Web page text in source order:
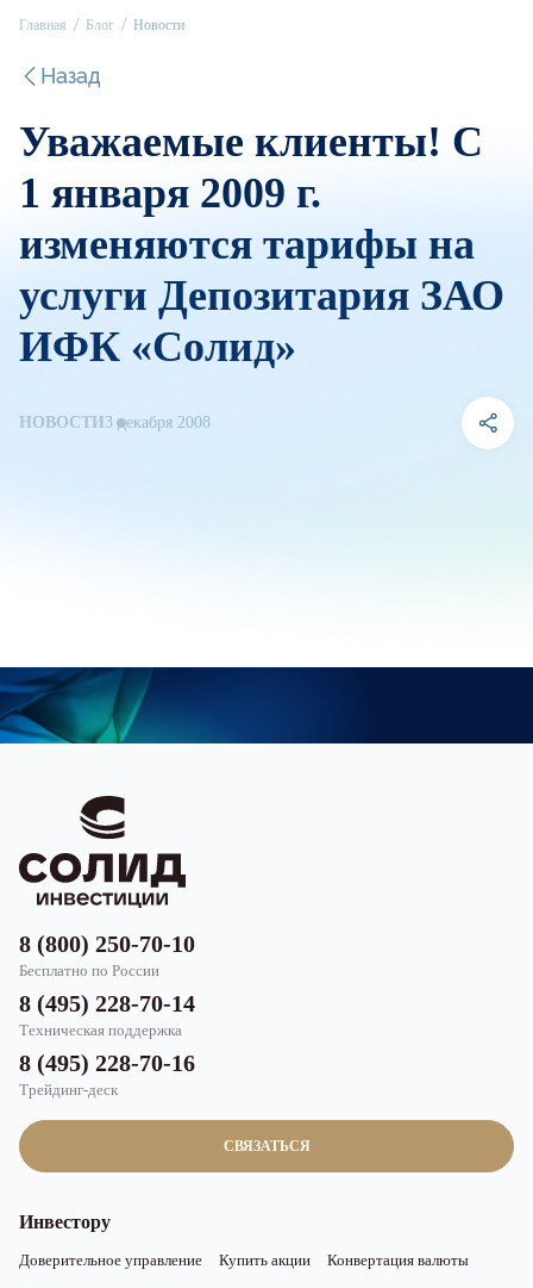
Главная Блог Новости
Назад
Уважаемые клиенты! С
1 января 2009 г.
изменяются тарифы на
услуги Депозитария ЗАО
ИФК «Солид»
НОВОСТИ 3 декабря 2008
СВЯЗАТЬСЯ
8 (800) 250-70-10
Бесплатно по России
8 (495) 228-70-14
Техническая поддержка
8 (495) 228-70-16
Трейдинг-деск
Инвестору
Доверительное управление Купить акции Конвертация валюты